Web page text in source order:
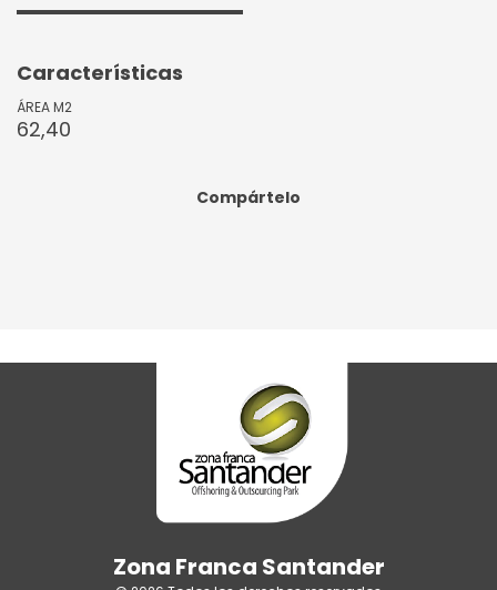
Características
ÁREA M2
62,40
Compártelo
Zona Franca Santander